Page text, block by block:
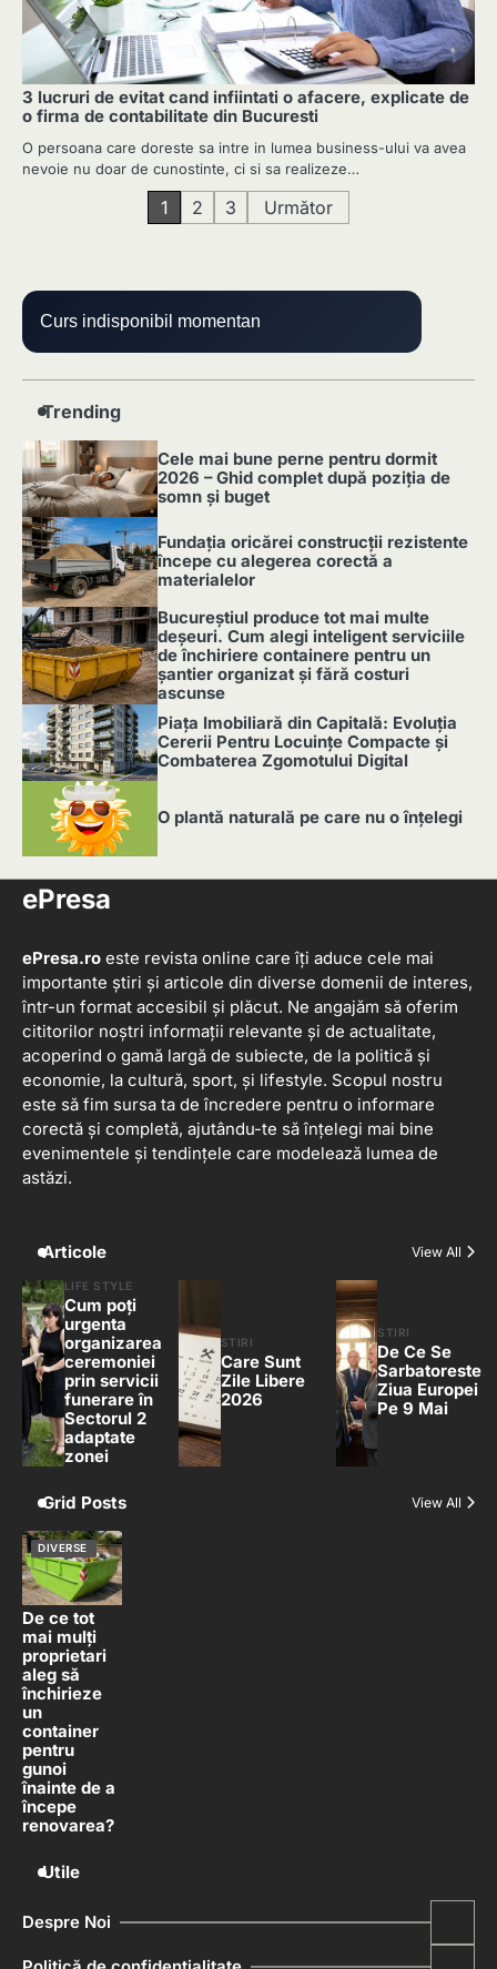
3 lucruri de evitat cand infiintati o afacere, explicate de
o firma de contabilitate din Bucuresti
O persoana care doreste sa intre in lumea business-ului va avea
nevoie nu doar de cunostinte, ci si sa realizeze…
1 2 3 Următor
Curs indisponibil momentan
Trending
1
Cele mai bune perne pentru dormit
2026 – Ghid complet după poziția de
somn și buget
2
Fundația oricărei construcții rezistente
începe cu alegerea corectă a
materialelor
3
Bucureștiul produce tot mai multe
deșeuri. Cum alegi inteligent serviciile
de închiriere containere pentru un
șantier organizat și fără costuri
ascunse
4
Piața Imobiliară din Capitală: Evoluția
Cererii Pentru Locuințe Compacte și
Combaterea Zgomotului Digital
5
O plantă naturală pe care nu o înțelegi
ePresa
ePresa.ro este revista online care îți aduce cele mai
importante știri și articole din diverse domenii de interes,
într-un format accesibil și plăcut. Ne angajăm să oferim
cititorilor noștri informații relevante și de actualitate,
acoperind o gamă largă de subiecte, de la politică și
economie, la cultură, sport, și lifestyle. Scopul nostru
este să fim sursa ta de încredere pentru o informare
corectă și completă, ajutându-te să înțelegi mai bine
evenimentele și tendințele care modelează lumea de
astăzi.
Articole View All
LIFE STYLE
Cum poți
urgenta
organizarea
ceremoniei
prin servicii
funerare în
Sectorul 2
adaptate
zonei
STIRI
Care Sunt
Zile Libere
2026
STIRI
De Ce Se
Sarbatoreste
Ziua Europei
Pe 9 Mai
Grid Posts View All
DIVERSE
De ce tot
mai mulți
proprietari
aleg să
închirieze
un
container
pentru
gunoi
înainte de a
începe
renovarea?
Utile
Despre Noi